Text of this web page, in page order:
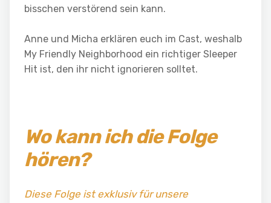
bisschen verstörend sein kann.
Anne und Micha erklären euch im Cast, weshalb
My Friendly Neighborhood ein richtiger Sleeper
Hit ist, den ihr nicht ignorieren solltet.
Wo kann ich die Folge
hören?
Diese Folge ist exklusiv für unsere